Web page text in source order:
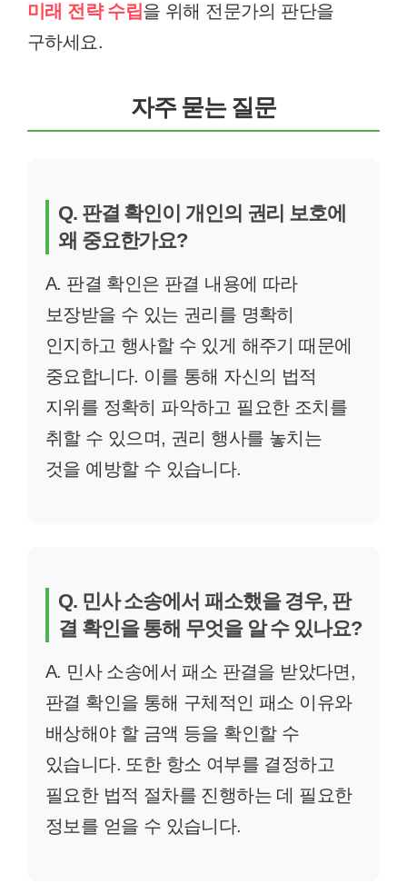
미래 전략 수립을 위해 전문가의 판단을
구하세요.
자주 묻는 질문
Q. 판결 확인이 개인의 권리 보호에
왜 중요한가요?
A. 판결 확인은 판결 내용에 따라
보장받을 수 있는 권리를 명확히
인지하고 행사할 수 있게 해주기 때문에
중요합니다. 이를 통해 자신의 법적
지위를 정확히 파악하고 필요한 조치를
취할 수 있으며, 권리 행사를 놓치는
것을 예방할 수 있습니다.
Q. 민사 소송에서 패소했을 경우, 판
결 확인을 통해 무엇을 알 수 있나요?
A. 민사 소송에서 패소 판결을 받았다면,
판결 확인을 통해 구체적인 패소 이유와
배상해야 할 금액 등을 확인할 수
있습니다. 또한 항소 여부를 결정하고
필요한 법적 절차를 진행하는 데 필요한
정보를 얻을 수 있습니다.